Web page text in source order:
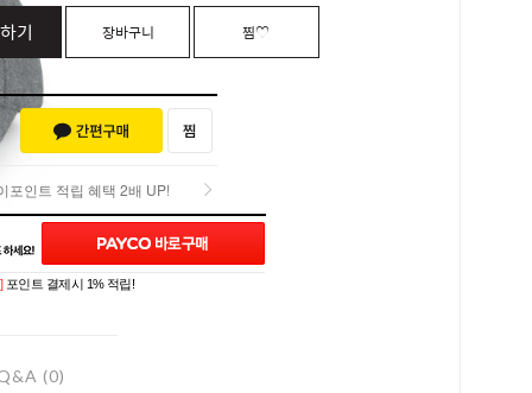
기 장바구니 찜♡
포인트 적립 혜택 2배 UP!
포인트 적립 혜택 2배 UP!
포인트 결제시 1% 적립!
(0)